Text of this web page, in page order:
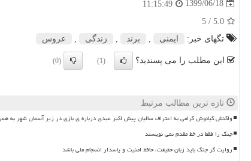
1399/06/18
11:15:49
5.0
/ 5
تگهای خبر:
ایمنی برند زندگی عروس
این مطلب را می پسندید؟ (1)
(0)
تازه ترین مطالب مرتبط
واکنش کیانوش گرامی به اعتراف سالیان پیش اکبر عبدی درباره ی بازی در زیر آسمان شهر به
جنگ را فقط در خط مقدم نمی نویسند
روایت گر جنگ باید زبان حقیقت، حافظ امنیت و پاسدار انسجام ملی باشد